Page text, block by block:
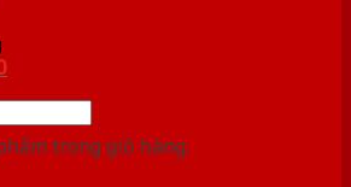
trong giỏ hàng.